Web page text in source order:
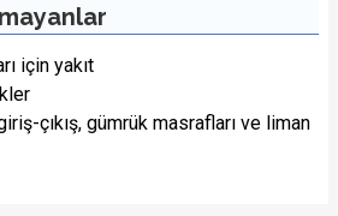
için yakıt
çıkış, gümrük masrafları ve liman